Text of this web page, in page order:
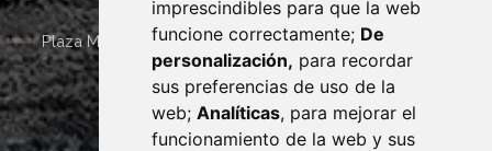
imprescindibles para que la web
funcione correctamente; De
personalización, para recordar
sus preferencias de uso de la
web; Analíticas, para mejorar el
funcionamiento de la web y sus
Plaza Mayor 4 22400 MONZÓN - ARAGÓN (ESPAÑA)
· (34) 974 400 700 ·
sac@monzon.es
monzon.es